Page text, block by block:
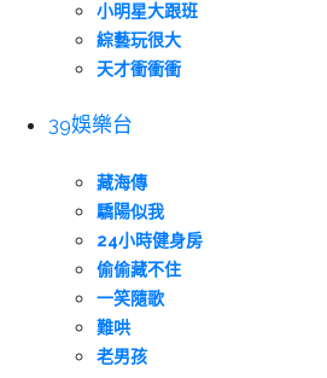
小明星大跟班
綜藝玩很大
天才衝衝衝
39娛樂台
藏海傳
驕陽似我
24小時健身房
偷偷藏不住
一笑隨歌
難哄
老男孩